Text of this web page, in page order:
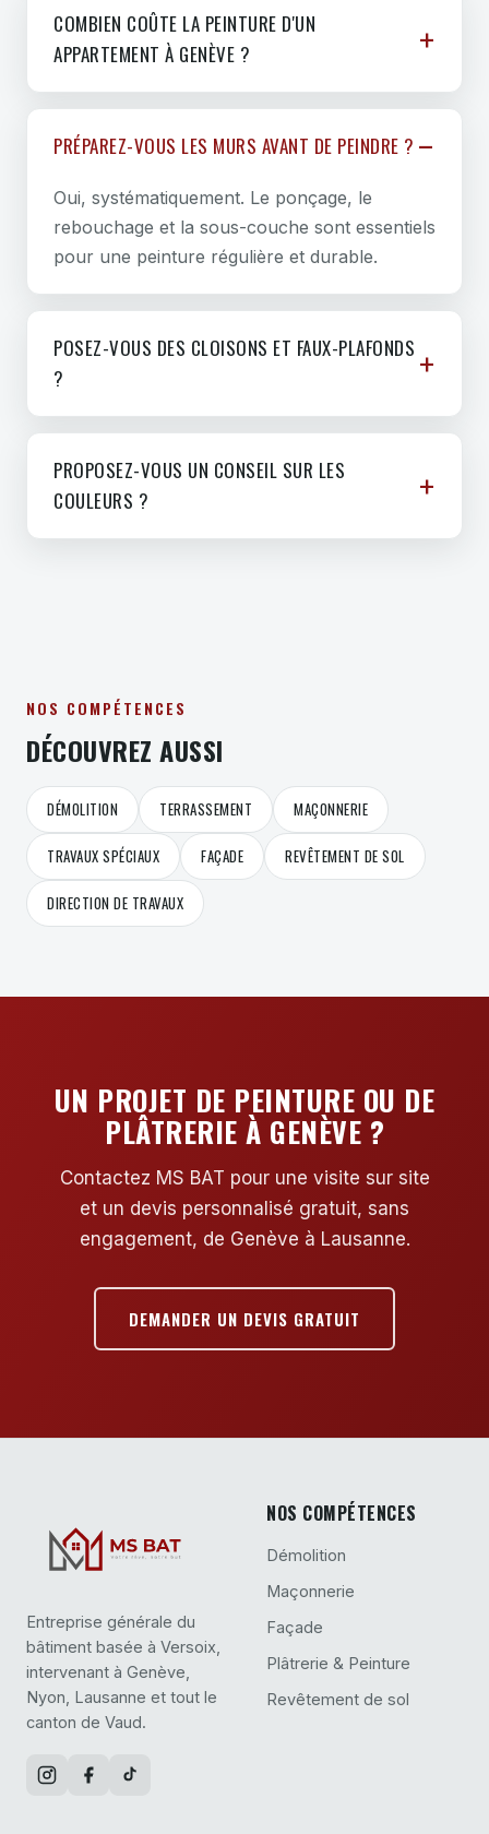
COMBIEN COÛTE LA PEINTURE D'UN
APPARTEMENT À GENÈVE ?
PRÉPAREZ-VOUS LES MURS AVANT DE PEINDRE ?
Oui, systématiquement. Le ponçage, le
rebouchage et la sous-couche sont essentiels
pour une peinture régulière et durable.
POSEZ-VOUS DES CLOISONS ET FAUX-PLAFONDS
?
PROPOSEZ-VOUS UN CONSEIL SUR LES
COULEURS ?
NOS COMPÉTENCES
DÉCOUVREZ AUSSI
DÉMOLITION TERRASSEMENT MAÇONNERIE
TRAVAUX SPÉCIAUX FAÇADE REVÊTEMENT DE SOL
DIRECTION DE TRAVAUX
UN PROJET DE PEINTURE OU DE
PLÂTRERIE À GENÈVE ?
Contactez MS BAT pour une visite sur site
et un devis personnalisé gratuit, sans
engagement, de Genève à Lausanne.
DEMANDER UN DEVIS GRATUIT
Entreprise générale du
bâtiment basée à Versoix,
intervenant à Genève,
Nyon, Lausanne et tout le
canton de Vaud.
NOS COMPÉTENCES
Démolition
Maçonnerie
Façade
Plâtrerie & Peinture
Revêtement de sol